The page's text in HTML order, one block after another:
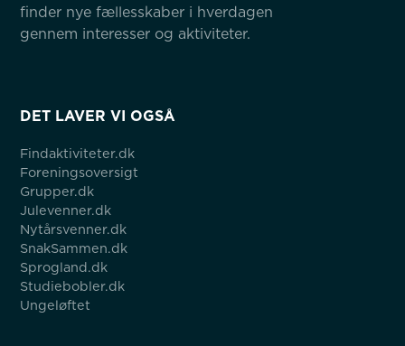
finder nye fællesskaber i hverdagen
gennem interesser og aktiviteter.
DET LAVER VI OGSÅ
Findaktiviteter.dk
Foreningsoversigt
Grupper.dk
Julevenner.dk
Nytårsvenner.dk
SnakSammen.dk
Sprogland.dk
Studiebobler.dk
Ungeløftet